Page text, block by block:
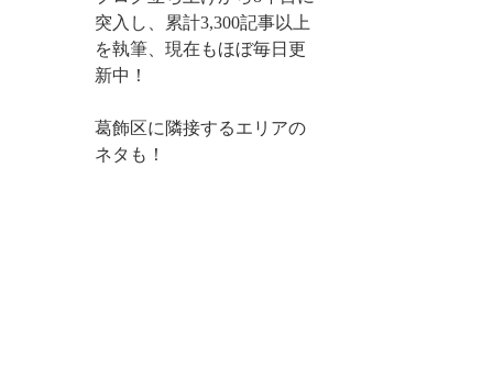
突入し、累計3,300記事以上
を執筆、現在もほぼ毎日更
新中！
葛飾区に隣接するエリアの
ネタも！